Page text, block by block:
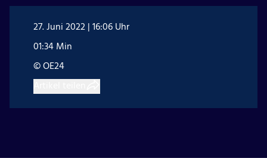
27. Juni 2022 | 16:06 Uhr
01:34 Min
© OE24